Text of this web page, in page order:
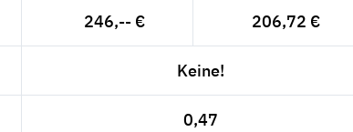
246,-- € 206,72 €
Keine!
0,47